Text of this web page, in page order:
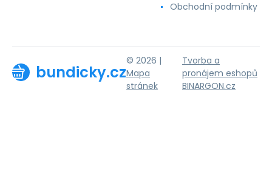
Obchodní podmínky
bundicky.cz
© 2026 |
Mapa
stránek
Tvorba a
pronájem eshopů
BINARGON.cz